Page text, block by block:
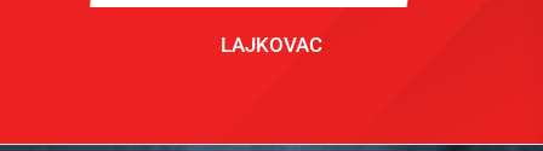
LAJKOVAC